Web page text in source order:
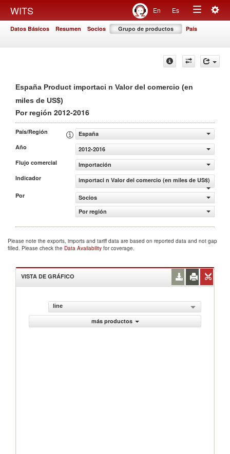
WITS En Es
Toggle
Datos Básicos Resumen Socios Grupo de productos País
España Product importaci n Valor del comercio (en
miles de US$)
Por región 2012-2016
País/Región
España
Año
2012-2016
Flujo comercial
Importación
Indicador
importaci n Valor del comercio (en miles de US$)
Por
Socios
Por región
Please note the exports, imports and tariff data are based on reported data and not gap
filled. Please check the Data Availability for coverage.
VISTA DE GRÁFICO
line
más productos